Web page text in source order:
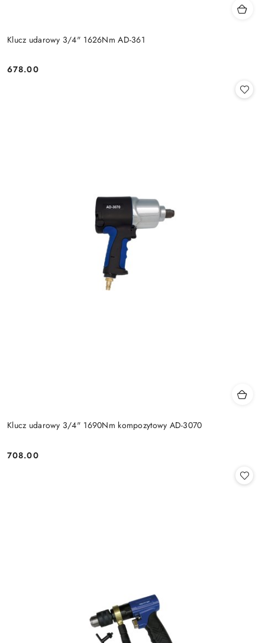
Klucz udarowy 3/4" 1626Nm AD-361
Cena:
678.00
Klucz udarowy 3/4" 1690Nm kompozytowy AD-3070
Cena:
708.00